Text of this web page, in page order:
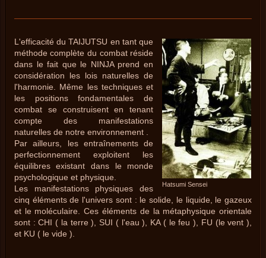
Hatsumi Sensei
L'efficacité du TAIJUTSU en tant que
méthode complète du combat réside
dans le fait que le NINJA prend en
considération les lois naturelles de
l'harmonie. Même les techniques et
les positions fondamentales de
combat se construisent en tenant
compte des manifestations
naturelles de notre environnement .
Par ailleurs, les entraînements de
perfectionnement exploitent les
équilibres existant dans le monde
psychologique et physique.
Les manifestations physiques des
cinq éléments de l'univers sont : le solide, le liquide, le gazeux
et le moléculaire. Ces éléments de la métaphysique orientale
sont : CHI ( la terre ), SUI ( l'eau ), KA ( le feu ), FU (le vent ),
et KU ( le vide ).